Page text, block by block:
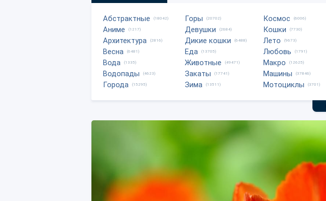
Абстрактные (18042)
Аниме (1217)
Архитектура (2816)
Весна (6481)
Вода (1335)
Водопады (4623)
Города (15295)
Горы (20702)
Девушки (2684)
Дикие кошки (6488)
Еда (13705)
Животные (49471)
Закаты (17741)
Зима (13511)
Космос (6006)
Кошки (7730)
Лето (9673)
Любовь (1791)
Макро (12625)
Машины (37846)
Мотоциклы (3701)